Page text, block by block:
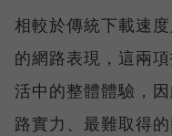
相較於傳統下載速
的網路表現，這兩
活中的整體體驗，
路實力、最難取得的